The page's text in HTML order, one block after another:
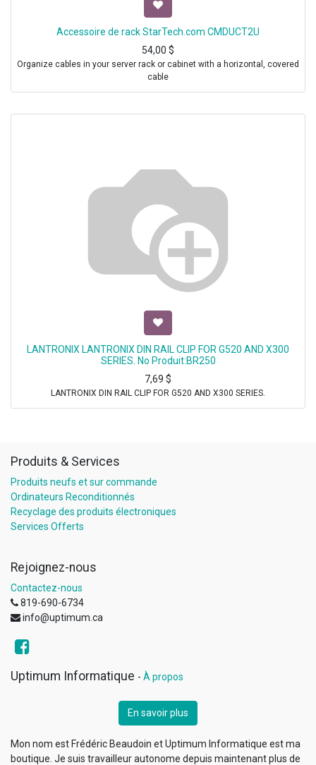
Accessoire de rack StarTech.com CMDUCT2U
54,00 $
Organize cables in your server rack or cabinet with a horizontal, covered
cable
LANTRONIX LANTRONIX DIN RAIL CLIP FOR G520 AND X300
SERIES. No Produit:BR250
7,69 $
LANTRONIX DIN RAIL CLIP FOR G520 AND X300 SERIES.
Produits & Services
Produits neufs et sur commande
Ordinateurs Reconditionnés
Recyclage des produits électroniques
Services Offerts
Rejoignez-nous
Contactez-nous
819-690-6734
info@uptimum.ca
Uptimum Informatique - À propos
En savoir plus
Mon nom est Frédéric Beaudoin et Uptimum Informatique est ma
boutique. Je suis travailleur autonome depuis maintenant plus de